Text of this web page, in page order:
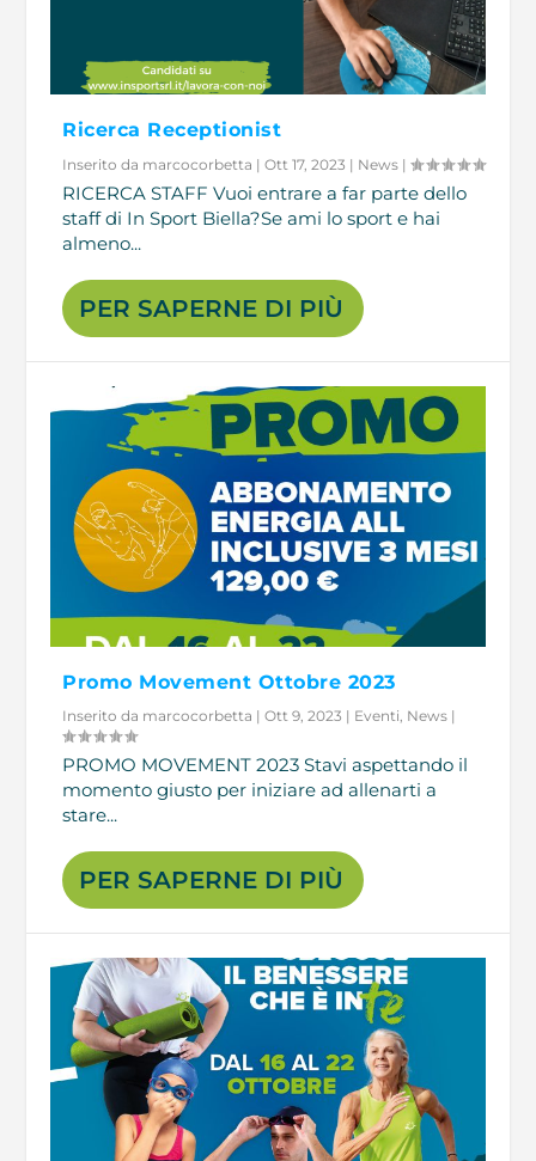
Ricerca Receptionist
Inserito da marcocorbetta |Ott 17, 2023 | News |
RICERCA STAFF Vuoi entrare a far parte dello
staff di In Sport Biella?Se ami lo sport e hai
almeno...
PER SAPERNE DI PIÙ
Promo Movement Ottobre 2023
Inserito da marcocorbetta |Ott 9, 2023 | Eventi, News |
PROMO MOVEMENT 2023 Stavi aspettando il
momento giusto per iniziare ad allenarti a
stare...
PER SAPERNE DI PIÙ